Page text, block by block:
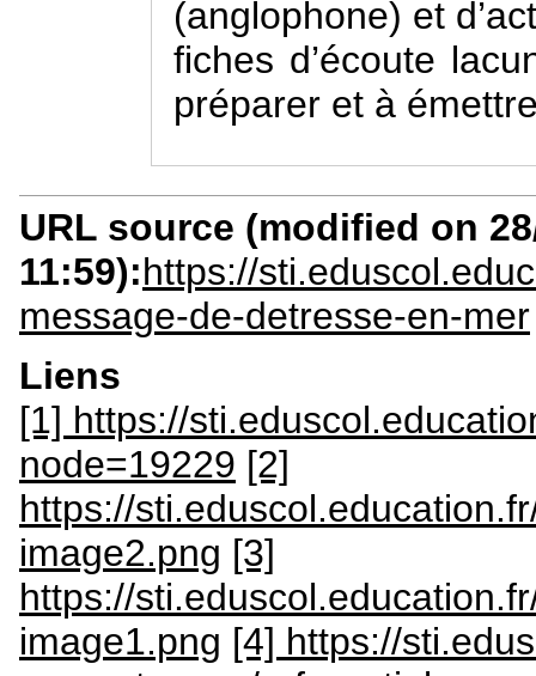
(anglophone) et
fiches d’écoute
préparer et à
URL source (modified on
11:59):https://
message-de-detresse-en-mer
Liens
[1] https://
node=19229 [2]
https://
image2.png [3]
https://
image1.png [4] https://